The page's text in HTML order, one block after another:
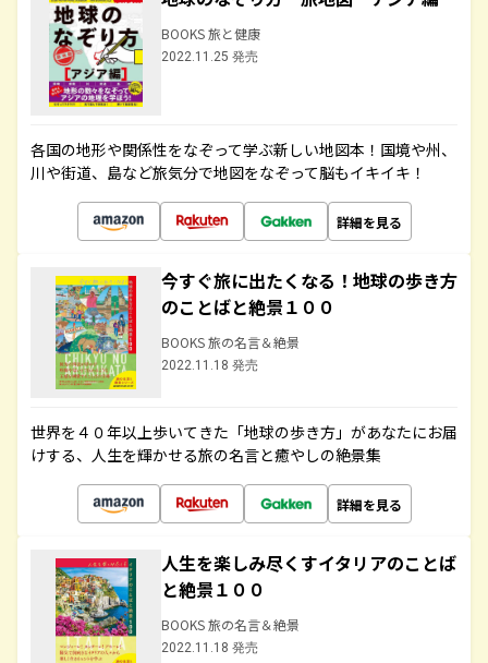
BOOKS 旅と健康
2022.11.25 発売
各国の地形や関係性をなぞって学ぶ新しい地図本！国境や州、
川や街道、島など旅気分で地図をなぞって脳もイキイキ！
詳細を見る
今すぐ旅に出たくなる！地球の歩き方
のことばと絶景１００
BOOKS 旅の名言＆絶景
2022.11.18 発売
世界を４０年以上歩いてきた「地球の歩き方」があなたにお届
けする、人生を輝かせる旅の名言と癒やしの絶景集
詳細を見る
人生を楽しみ尽くすイタリアのことば
と絶景１００
BOOKS 旅の名言＆絶景
2022.11.18 発売